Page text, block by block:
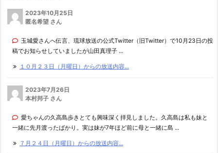
2023年10月25日
匿名希望 さん
玉城愛さんへ伝言、琉球放送の公式Twitter（旧Twitter）で10月23日の投
稿でお知らせしていましたが山田真理子 ...
１０月２３日（月曜日）からの放送内容...
2023年7月26日
本村邦子 さん
愛ちゃんの久高島歩きとても興味深く拝見しました。久高島は私も妹と
一緒に先月渡ったばかり。実は妹が7年ほど前に母と一緒に島 ...
７月２４日（月曜日）からの放送内容...